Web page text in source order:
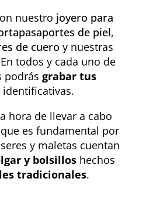
nuestro joyero para
de piel,
de cuero y nuestras
todos y cada uno de
podrás grabar tus
identificativas.
hora de llevar a cabo
es fundamental por
y maletas cuentan
y bolsillos hechos
tradicionales.